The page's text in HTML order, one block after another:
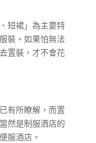
短裙」為主要特
裝。如果怕無法
置裝，才不會花
有所瞭解，而置
然是制服酒店的
服酒店。